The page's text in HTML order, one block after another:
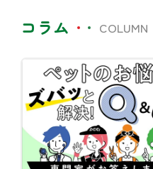
コラム COLUMN